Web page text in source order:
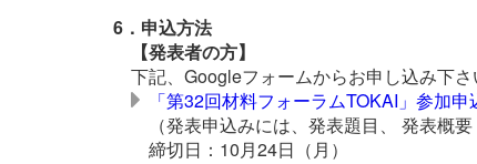
6．申込方法
【発表者の方】
下記、Googleフォームからお申し込み下さ
「第32回材料フォーラムTOKAI」参加申
（発表申込みには、発表題目、 発表概
締切日：10月24日（月）